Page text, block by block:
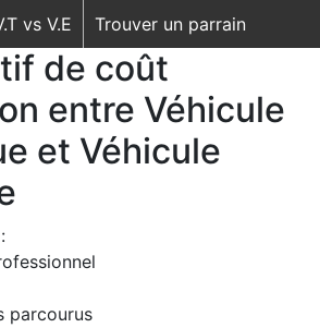
vs V.E Trouver un parrain
de coût
entre Véhicule
et Véhicule
parcourus